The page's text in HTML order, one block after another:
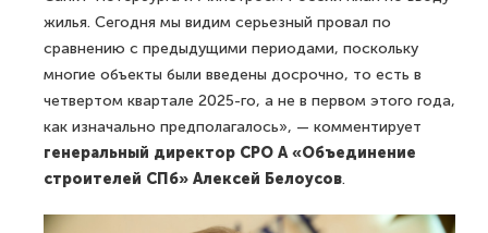
жилья. Сегодня мы видим серьезный провал по
сравнению с предыдущими периодами, поскольку
многие объекты были введены досрочно, то есть в
четвертом квартале 2025-го, а не в первом этого года,
как изначально предполагалось», — комментирует
генеральный директор СРО А «Объединение
строителей СПб» Алексей Белоусов.